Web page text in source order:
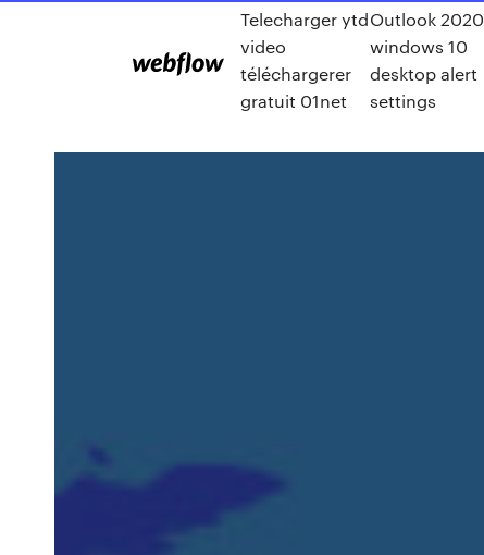
Telecharger ytd
video
téléchargerer
gratuit 01net
Outlook 2020
windows 10
desktop alert
settings